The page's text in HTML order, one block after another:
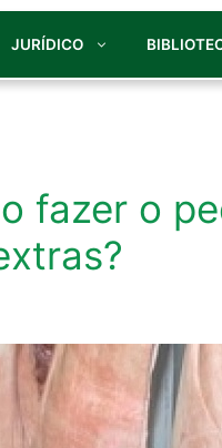
JURÍDICO
fazer o